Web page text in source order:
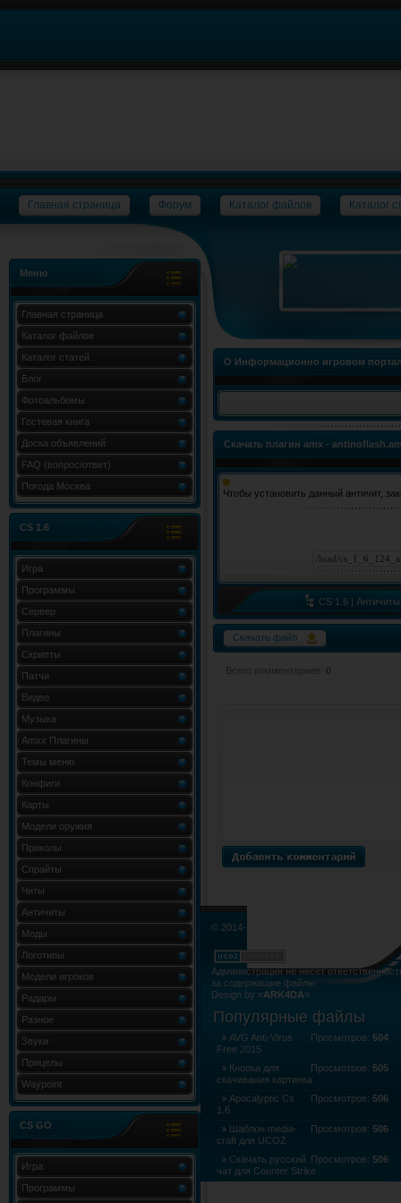
Главная страница Форум Каталог файлов Каталог
Меню
Главная страница
Каталог файлов
Каталог статей
Блог
Фотоальбомы
Гостевая книга
Доска объявлений
FAQ (вопрос/ответ)
Погода Москва
CS 1.6
Игра
Программы
Сервер
Плагины
Скрипты
Патчи
Видео
Музыка
Amxx Плагины
Темы меню
Конфиги
Карты
Модели оружия
Приколы
Спрайты
Читы
Античиты
Моды
Логотипы
Модели игроков
Радары
Разное
Звуки
Прицелы
Waypoint
CS GO
Игра
Программы
О Информационно игровом
Скачать плагин amx -
Чтобы установить данный античит,
CS 1.6 | Античиты
Скачать файл
Всего комментариев : 0
© 2014-2015. Все права не нарушены.
Администрация не несёт
за содержащие файлы.
Design by «ARK4DA»
Популярные файлы
Просмотров: 504
AVG Anti-Virus
Free 2015
Просмотров: 505
Кнопка для
скачивания картинка
Просмотров: 506
Apocalyptic Cs
1.6
Просмотров: 506
Шаблон media-
craft для UCOZ
Просмотров: 506
Скачать русский
чат для Counter Strike